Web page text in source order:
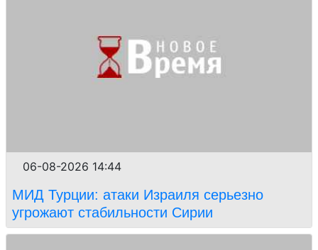
06-08-2026 14:44
МИД Турции: атаки Израиля серьезно
угрожают стабильности Сирии